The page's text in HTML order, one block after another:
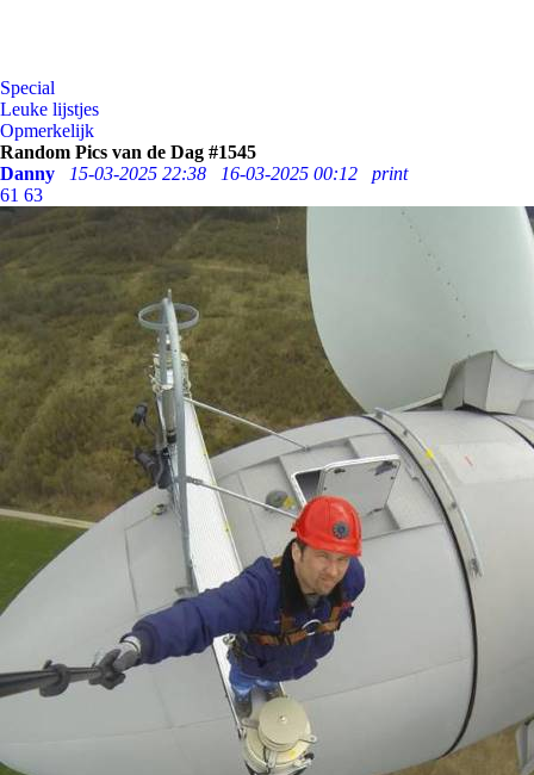
Special
Leuke lijstjes
Opmerkelijk
Random Pics van de Dag #1545
Danny
15-03-2025 22:38 16-03-2025 00:12
print
61 63